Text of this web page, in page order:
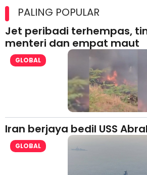
lesen separuh pertama 2026
PALING POPULAR
Jet peribadi terhempas,
menteri dan empat maut
GLOBAL
Iran berjaya bedil USS
GLOBAL